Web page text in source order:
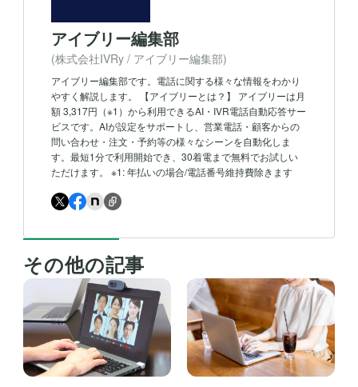
アイブリー編集部
(株式会社IVRy / アイブリー編集部)
アイブリー編集部です。電話に関する様々な情報をわかり
やすく解説します。 【アイブリーとは？】 アイブリーは月
額 3,317円（※1）から利用できるAI・IVR電話自動応答サー
ビスです。AIが設定をサポートし、営業電話・顧客からの
問い合わせ・注文・予約等の様々なシーンを自動化しま
す。最短1分で利用開始でき、30着電まで無料でお試しい
ただけます。 ※1: 年払いの場合/電話番号維持費除きます
その他の記事